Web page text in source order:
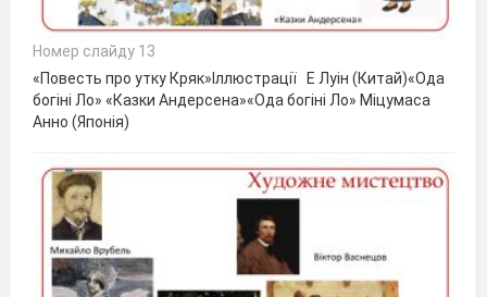
Номер слайду 13
«Повесть про утку Кряк»Іллюстрації Е Луін (Китай)«Ода
богіні Ло» «Казки Андерсена»«Ода богіні Ло» Міцумаса
Анно (Японія)